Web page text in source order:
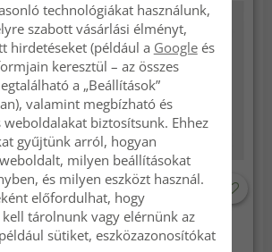
Párnahuzat 50 x 50 cm
technológiákat használunk,
szabott vásárlási élményt,
hirdetéseket (például a Googleés
keresztül – az összes
a „Beállítások”
valamint megbízható és
weboldalakat biztosítsunk. Ehhez
gyűjtünk arról, hogyan
milyen beállításokat
és milyen eszközt használ.
előfordulhat, hogy
tárolnunk vagy elérnünk az
sütiket, eszközazonosítókat